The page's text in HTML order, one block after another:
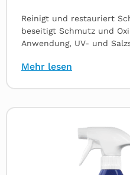
Reinigt und restauriert
beseitigt Schmutz und
Anwendung, UV- und
Mehr lesen
Read